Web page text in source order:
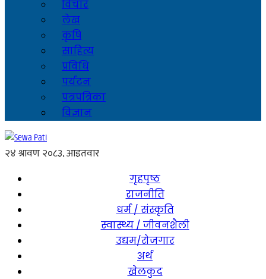
विचार
लेख
कृषि
साहित्य
प्रविधि
पर्यटन
पत्रपत्रिका
विज्ञान
गृहपृष्ठ
राजनीति
धर्म / संस्कृति
स्वास्थ्य / जीवनशैली
उद्यम/रोजगार
अर्थ
खेलकुद